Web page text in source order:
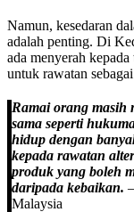
Namun, kesedaran
adalah penting. Di
ada menyerah
untuk rawatan
Ramai orang masih
sama seperti
hidup dengan
kepada rawatan
produk yang boleh
daripada kebaikan.
Malaysia